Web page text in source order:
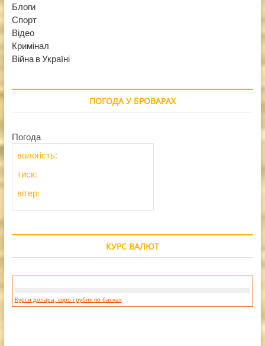
Блоги
Спорт
Відео
Кримінал
Війна в Україні
ПОГОДА У БРОВАРАХ
Погода
вологість:
тиск:
вітер:
КУРС ВАЛЮТ
Курси долара, євро і рубля по банках